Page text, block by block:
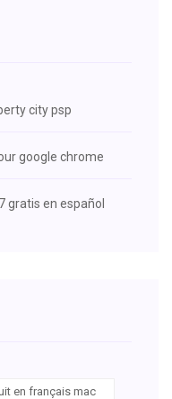
city psp
google chrome
gratis en español
en français mac